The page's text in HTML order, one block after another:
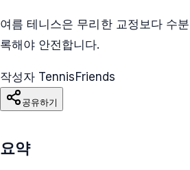
여름 테니스은 무리한 교정보다 수
록해야 안전합니다.
작성자 TennisFriends
공유하기
요약